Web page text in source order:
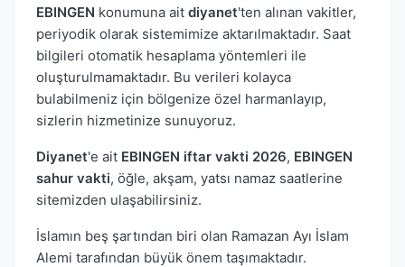
EBINGEN konumuna ait diyanet'ten alınan vakitler,
periyodik olarak sistemimize aktarılmaktadır. Saat
bilgileri otomatik hesaplama yöntemleri ile
oluşturulmamaktadır. Bu verileri kolayca
bulabilmeniz için bölgenize özel harmanlayıp,
sizlerin hizmetinize sunuyoruz.
Diyanet'e ait EBINGEN iftar vakti 2026, EBINGEN
sahur vakti, öğle, akşam, yatsı namaz saatlerine
sitemizden ulaşabilirsiniz.
İslamın beş şartından biri olan Ramazan Ayı İslam
Alemi tarafından büyük önem taşımaktadır.